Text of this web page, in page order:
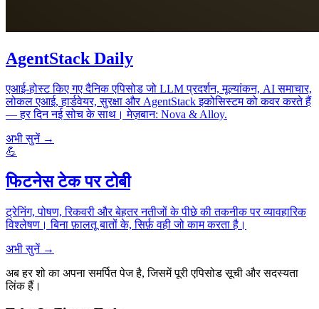
AgentStack Daily
एआई-होस्ट किए गए दैनिक एपिसोड जो LLM प्रदर्शन, मूल्यांकन, AI समाचार,
लोकल एआई, हार्डवेयर, सुरक्षा और AgentStack इकोसिस्टम को कवर करते हैं
— हर दिन नई सोच के साथ। मेज़बान: Nova & Alloy.
अभी सुनें →
💪
फिटनेस टेक पर टोबी
ट्रेनिंग, पोषण, रिकवरी और बेहतर नतीजों के पीछे की तकनीक पर व्यावहारिक
विश्लेषण। बिना फ़ालतू बातों के, सिर्फ़ वही जो काम करता है।
अभी सुनें →
अब हर शो का अपना समर्पित पेज है, जिसमें पूरी एपिसोड सूची और सदस्यता
लिंक हैं।